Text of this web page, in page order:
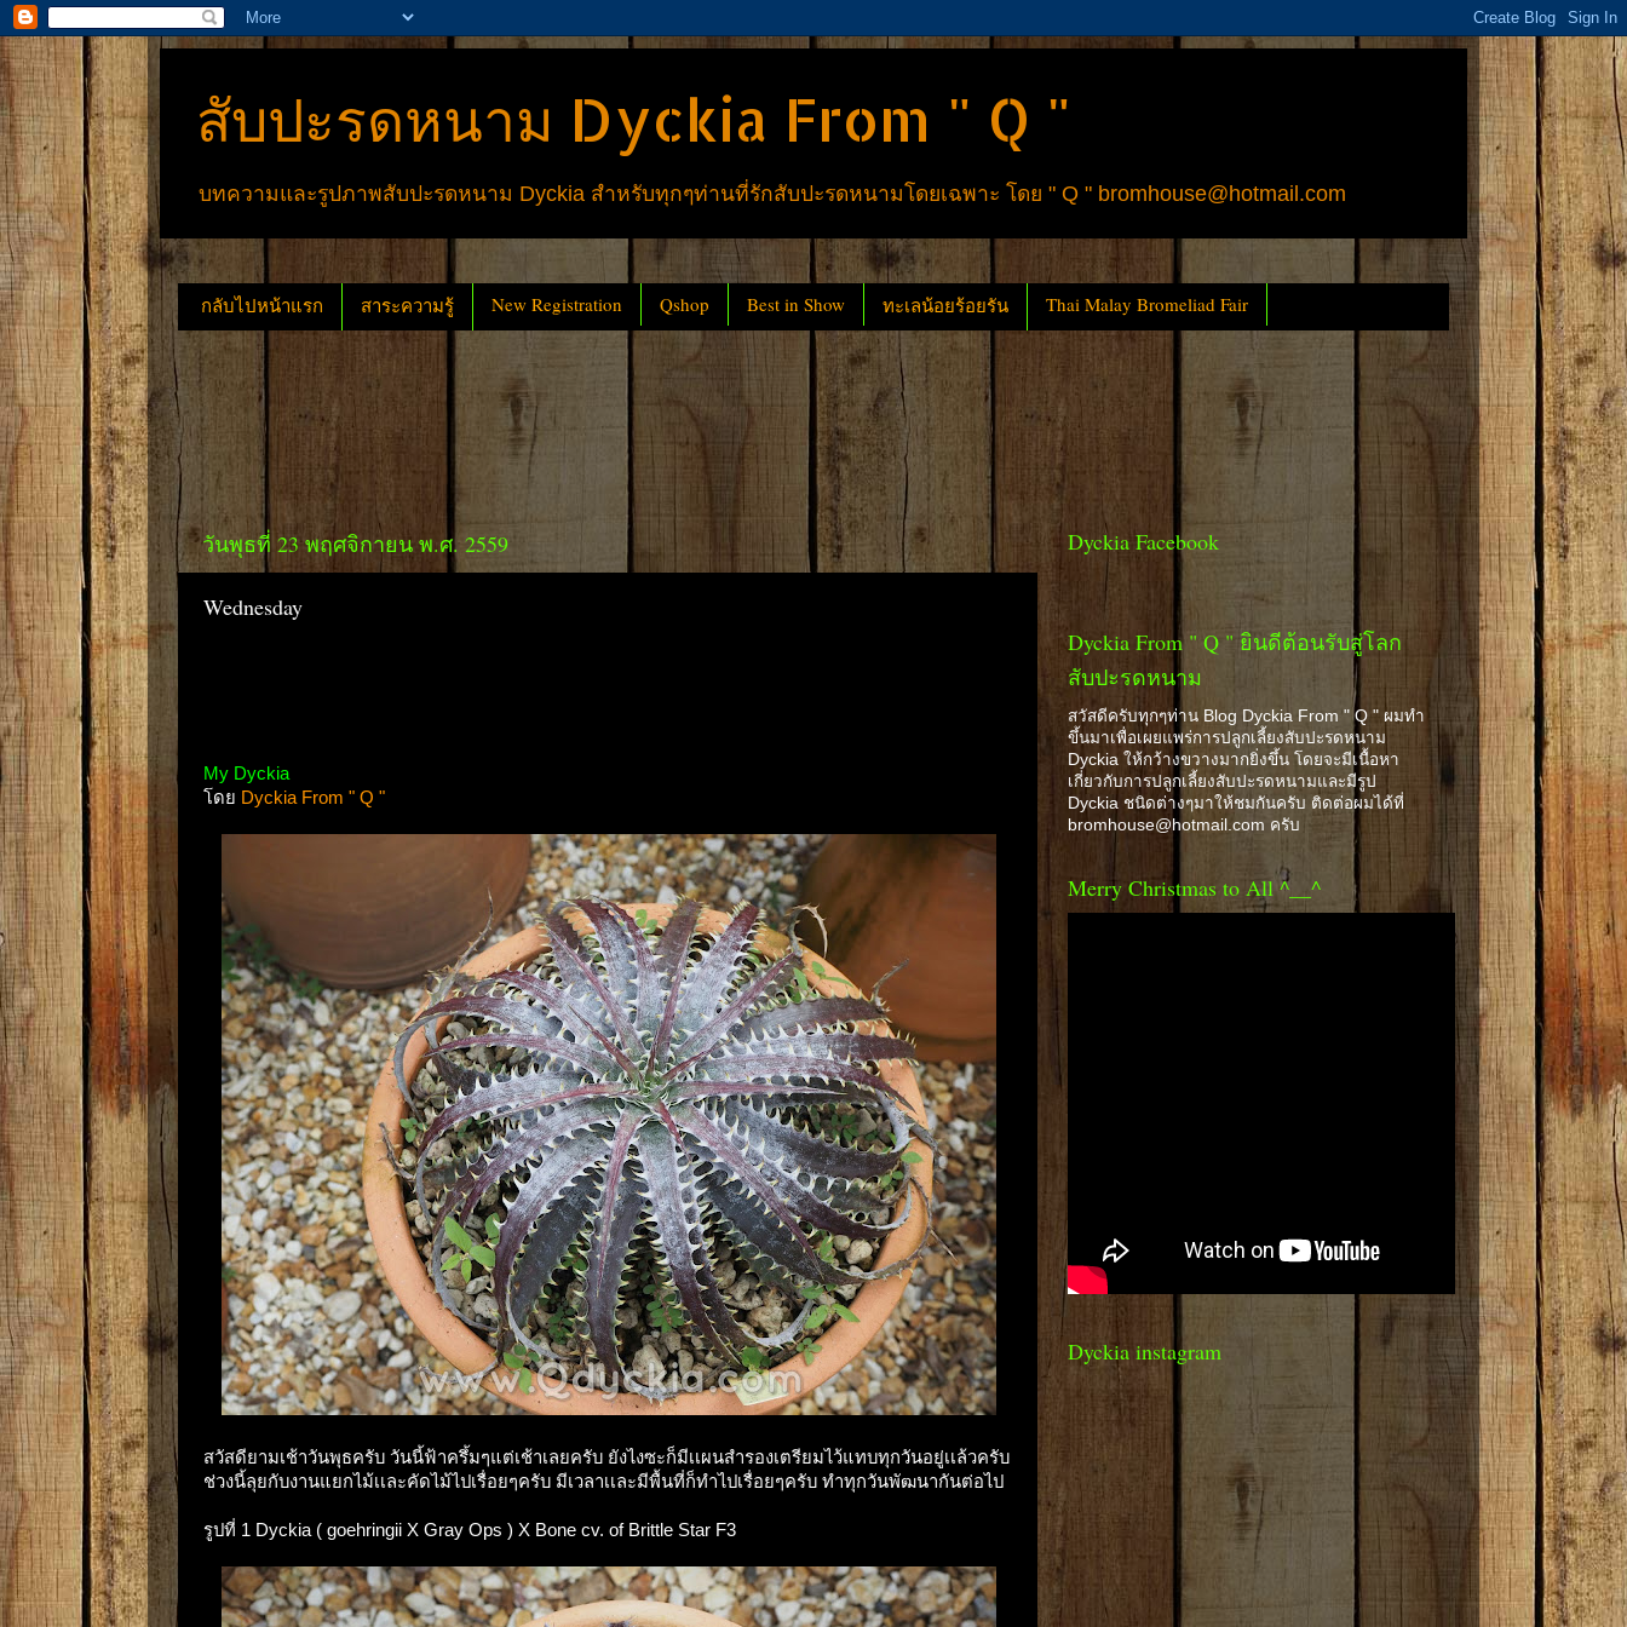
สับปะรดหนาม Dyckia From " Q "
บทความและรูปภาพสับปะรดหนาม Dyckia สำหรับทุกๆท่านที่รักสับปะรดหนามโดยเฉพาะ โดย " Q " bromhouse@hotmail.com
กลับไปหน้าแรก สาระความรู้ New Registration Qshop Best in Show ทะเลน้อยร้อยรัน Thai Malay Bromeliad Fair
วันพุธที่ 23 พฤศจิกายน พ.ศ. 2559
Wednesday
My Dyckia
โดย Dyckia From " Q "
สวัสดียามเช้าวันพุธครับ วันนี้ฟ้าครึ้มๆแต่เช้าเลยครับ ยังไงซะก็มีเเผนสำรองเตรียมไว้แทบทุกวันอยู่เเล้วครับ
ช่วงนี้ลุยกับงานแยกไม้เเละคัดไม้ไปเรื่อยๆครับ มีเวลาเเละมีพื้นที่ก็ทำไปเรื่อยๆครับ ทำทุกวันพัฒนากันต่อไป
รูปที่ 1 Dyckia ( goehringii X Gray Ops ) X Bone cv. of Brittle Star F3
Dyckia Facebook
Dyckia From " Q " ยินดีต้อนรับสู่โลก
สับปะรดหนาม
สวัสดีครับทุกๆท่าน Blog Dyckia From " Q " ผมทำ
ขึ้นมาเพื่อเผยแพร่การปลูกเลี้ยงสับปะรดหนาม
Dyckia ให้กว้างขวางมากยิ่งขึ้น โดยจะมีเนื้อหา
เกี่ยวกับการปลูกเลี้ยงสับปะรดหนามและมีรูป
Dyckia ชนิดต่างๆมาให้ชมกันครับ ติดต่อผมได้ที่
bromhouse@hotmail.com ครับ
Merry Christmas to All ^__^
Dyckia instagram